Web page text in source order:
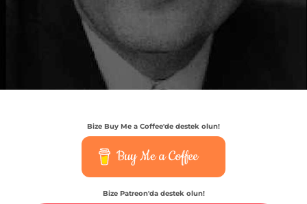
Bize Buy Me a Coffee'de destek olun!
Buy Me a Coffee
Bize Patreon'da destek olun!